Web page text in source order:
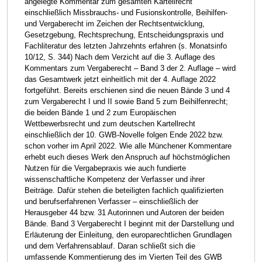
einschließlich Missbrauchs- und Fusionskontrolle, Beihilfen-
und Vergaberecht im Zeichen der Rechtsentwicklung,
Gesetzgebung, Rechtsprechung, Entscheidungspraxis und
Fachliteratur des letzten Jahrzehnts erfahren (s. Monatsinfo
10/12, S. 344) Nach dem Verzicht auf die 3. Auflage des
Kommentars zum Vergaberecht – Band 3 der 2. Auflage – wird
das Gesamtwerk jetzt einheitlich mit der 4. Auflage 2022
fortgeführt. Bereits erschienen sind die neuen Bände 3 und 4
zum Vergaberecht I und II sowie Band 5 zum Beihilfenrecht;
die beiden Bände 1 und 2 zum Europäischen
Wettbewerbsrecht und zum deutschen Kartellrecht
einschließlich der 10. GWB-Novelle folgen Ende 2022 bzw.
schon vorher im April 2022. Wie alle Münchener Kommentare
erhebt euch dieses Werk den Anspruch auf höchstmöglichen
Nutzen für die Vergabepraxis wie auch fundierte
wissenschaftliche Kompetenz der Verfasser und ihrer
Beiträge. Dafür stehen die beteiligten fachlich qualifizierten
und berufserfahrenen Verfasser – einschließlich der
Herausgeber 44 bzw. 31 Autorinnen und Autoren der beiden
Bände. Band 3 Vergaberecht I beginnt mit der Darstellung und
Erläuterung der Einleitung, den europarechtlichen Grundlagen
und dem Verfahrensablauf. Daran schließt sich die
umfassende Kommentierung des im Vierten Teil des GWB